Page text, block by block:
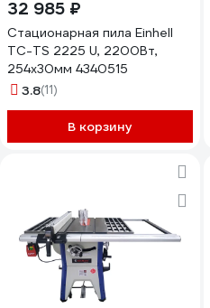
32 985 ₽
Стационарная пила Einhell
TC-TS 2225 U, 2200Вт,
254x30мм 4340515
3.8(11)
В корзину